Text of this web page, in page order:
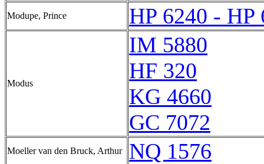
Modupe, Prince HP 6240 - HP
Modus
IM 5880
HF 320
KG 4660
GC 7072
Moeller van den Bruck, Arthur NQ 1576